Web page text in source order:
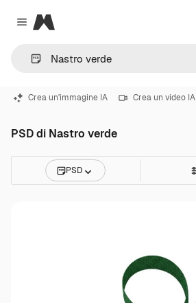
Close menu
Magnific
Crea un'immagine IA Crea un video IA
PSD di Nastro verde
PSD